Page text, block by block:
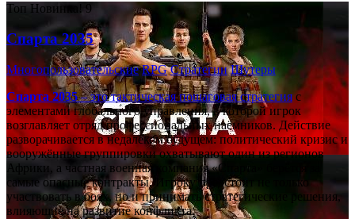
Топ Новинка! 9
Спарта 2035
Многопользовательские RPG Стратегии Шутеры
Спарта 2035– это тактическаяпошаговая стратегияс
элементами глобального управления, в которой игрок
возглавляет отряд профессиональных наёмников. Действие
разворачивается в недалёком будущем: политический кризис и
вооружённые группировки охватывают один из регионов
Африки, а частная военная компания «Спарта» берётся за
самые опасные контракты. Игроку предстоит не только
участвовать в боях, но и принимать стратегические решения,
влияющие на развитие конфликта.